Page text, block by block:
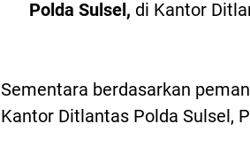
Polda Sulsel, di Kantor
Sementara berdasarkan
Kantor Ditlantas Polda Sulsel,